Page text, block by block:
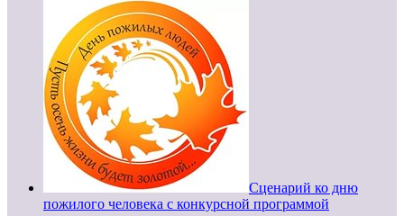
Сценарий ко дню
пожилого человека с конкурсной программой